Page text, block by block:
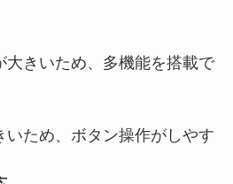
大きいため、多機能を搭載で
いため、ボタン操作がしやす